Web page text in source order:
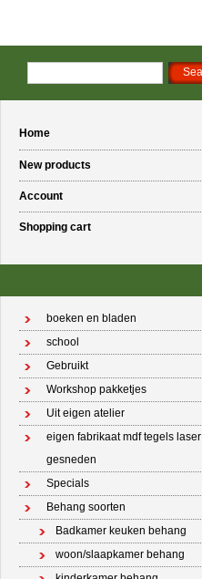
Home
New products
Account
Shopping cart
boeken en bladen
school
Gebruikt
Workshop pakketjes
Uit eigen atelier
eigen fabrikaat mdf tegels laser
gesneden
Specials
Behang soorten
Badkamer keuken behang
woon/slaapkamer behang